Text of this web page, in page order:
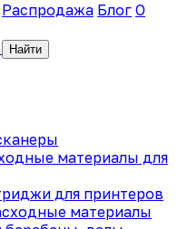
Распродажа Блог О
Найти
материалы для
для принтеров
материалы